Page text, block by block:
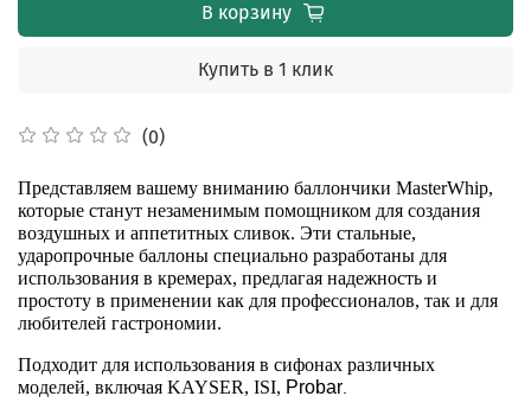
(0)
В корзину
Купить в 1 клик
Представляем вашему вниманию баллончики MasterWhip,
которые станут незаменимым помощником для создания
воздушных и аппетитных сливок. Эти стальные,
ударопрочные баллоны специально разработаны для
использования в кремерах, предлагая надежность и
простоту в применении как для профессионалов, так и для
любителей гастрономии.
Подходит для использования в сифонах различных
моделей, включая KAYSER, ISI, Probar.